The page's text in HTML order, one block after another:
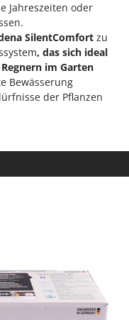
Jahreszeiten oder
SilentComfort zu
, das sich ideal
im Garten
Bewässerung
der Pflanzen